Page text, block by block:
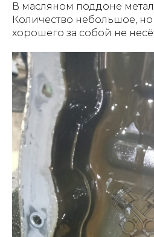
В масляном поддоне
Количество небольшое,
хорошего за собой не